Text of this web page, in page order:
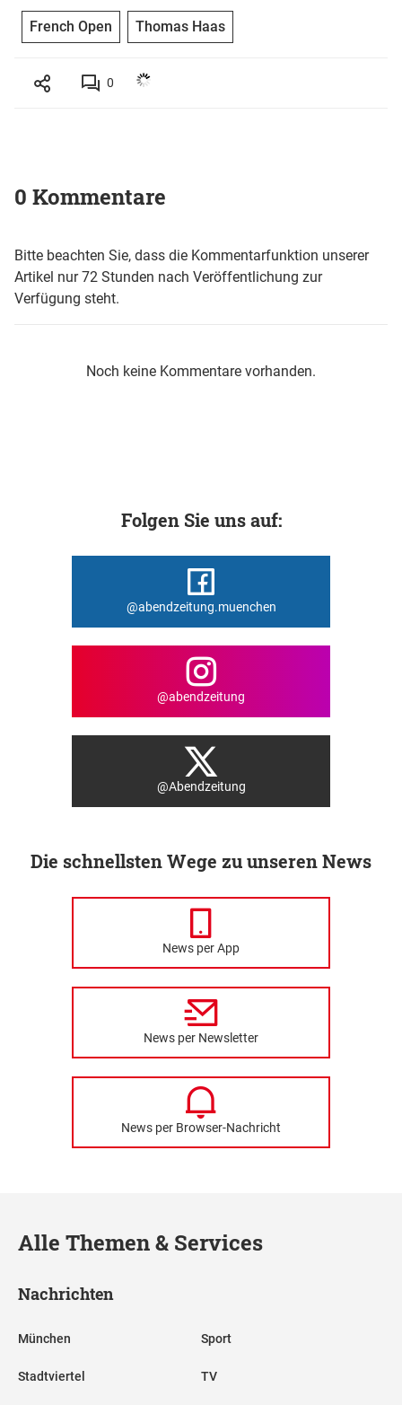
French Open Thomas Haas
0
0 Kommentare
Bitte beachten Sie, dass die Kommentarfunktion unserer
Artikel nur 72 Stunden nach Veröffentlichung zur
Verfügung steht.
Noch keine Kommentare vorhanden.
Folgen Sie uns auf:
@abendzeitung.muenchen
@abendzeitung
@Abendzeitung
Die schnellsten Wege zu unseren News
News per App
News per Newsletter
News per Browser-Nachricht
Alle Themen & Services
Nachrichten
München
Stadtviertel
Sport
TV